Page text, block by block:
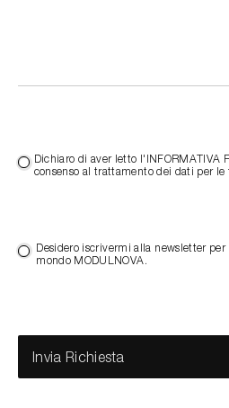
Dichiaro di aver letto l'INFORMATIVA
consenso al trattamento dei dati per
Desidero iscrivermi alla newsletter
mondo MODULNOVA.
Invia Richiesta